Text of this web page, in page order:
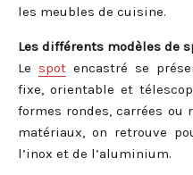
les meubles de cuisine.
Les différents modèles de
Le spotencastré se
fixe, orientable et
formes rondes, carrées ou
matériaux, on retrouve
l’inox et de l’aluminium.